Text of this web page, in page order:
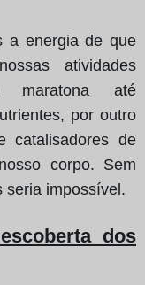
a energia de que
atividades
maratona até
por outro
catalisadores de
corpo. Sem
seria impossível.
dos